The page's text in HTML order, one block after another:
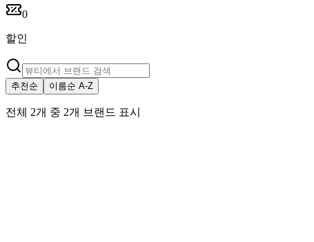
0
할인
추천순 이름순 A-Z
전체 2개 중 2개 브랜드 표시